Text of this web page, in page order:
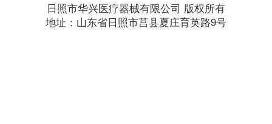
日照市华兴医疗器械有限公司 版权所有
地址：山东省日照市莒县夏庄育英路9号